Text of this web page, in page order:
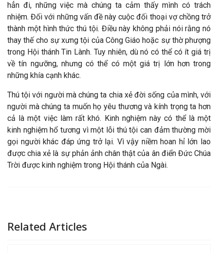
hẳn đi, những việc mà chúng ta cảm thấy mình có trách
nhiệm. Đối với những vấn đề này cuộc đối thoại vợ chồng trở
thành một hình thức thú tội. Điều này không phải nói rằng nó
thay thế cho sự xưng tội của Công Giáo hoặc sự thờ phượng
trong Hội thánh Tin Lành. Tuy nhiên, dù nó có thể có ít giá trị
về tín ngưỡng, nhưng có thể có một giá trị lớn hơn trong
những khía cạnh khác.
Thú tội với người mà chúng ta chia xẻ đời sống của mình, với
người mà chúng ta muốn họ yêu thương và kính trọng ta hơn
cả là một việc làm rất khó. Kinh nghiệm này có thể là một
kinh nghiệm hổ tương vì một lỗi thú tội can đảm thường mời
gọi người khác đáp ứng trở lại. Vì vậy niềm hoan hỉ lớn lao
được chia xẻ là sự phản ảnh chân thật của ân điển Đức Chúa
Trời được kinh nghiệm trong Hội thánh của Ngài.
Related Articles